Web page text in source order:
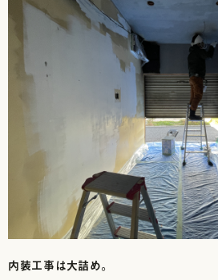
内装工事は大詰め。